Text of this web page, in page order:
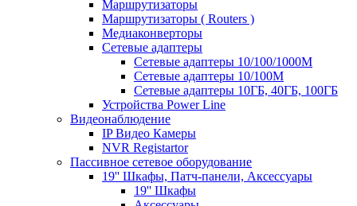
Маршрутизаторы
Маршрутизаторы ( Routers )
Медиаконверторы
Сетевые адаптеры
Сетевые адаптеры 10/100/1000М
Сетевые адаптеры 10/100M
Сетевые адаптеры 10ГБ, 40ГБ, 100ГБ
Устройства Power Line
Видеонаблюдение
IP Видео Камеры
NVR Registartor
Пассивное сетевое оборудование
19'' Шкафы, Патч-панели, Аксессуары
19'' Шкафы